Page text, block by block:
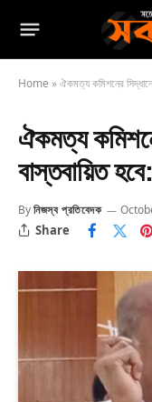
Home »ঐকমত্য কমিশনের
ঐকমত্য
বাস্তবায়িত
Byনিজস্ব প্রতিবেদক
Share